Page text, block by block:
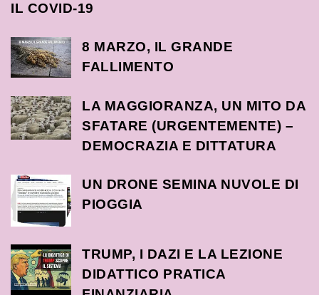
IL COVID-19
8 MARZO, IL GRANDE
FALLIMENTO
LA MAGGIORANZA, UN MITO DA
SFATARE (URGENTEMENTE) –
DEMOCRAZIA E DITTATURA
UN DRONE SEMINA NUVOLE DI
PIOGGIA
TRUMP, I DAZI E LA LEZIONE
DIDATTICO PRATICA